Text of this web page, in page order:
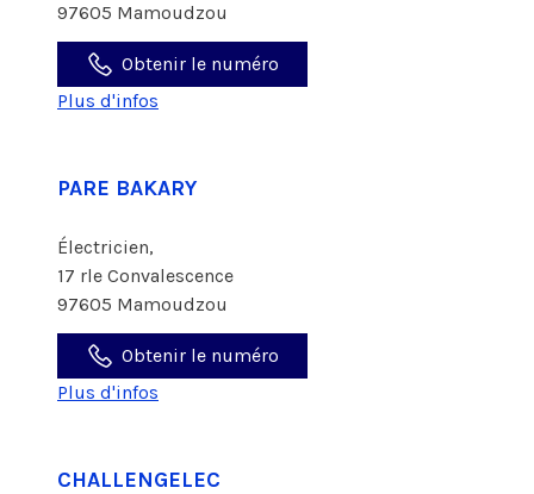
97605 Mamoudzou
Obtenir le numéro
Plus d'infos
PARE BAKARY
Électricien,
17 rle Convalescence
97605 Mamoudzou
Obtenir le numéro
Plus d'infos
CHALLENGELEC